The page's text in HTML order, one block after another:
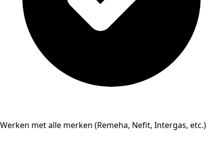
Werken met alle merken (Remeha, Nefit, Intergas, etc.)